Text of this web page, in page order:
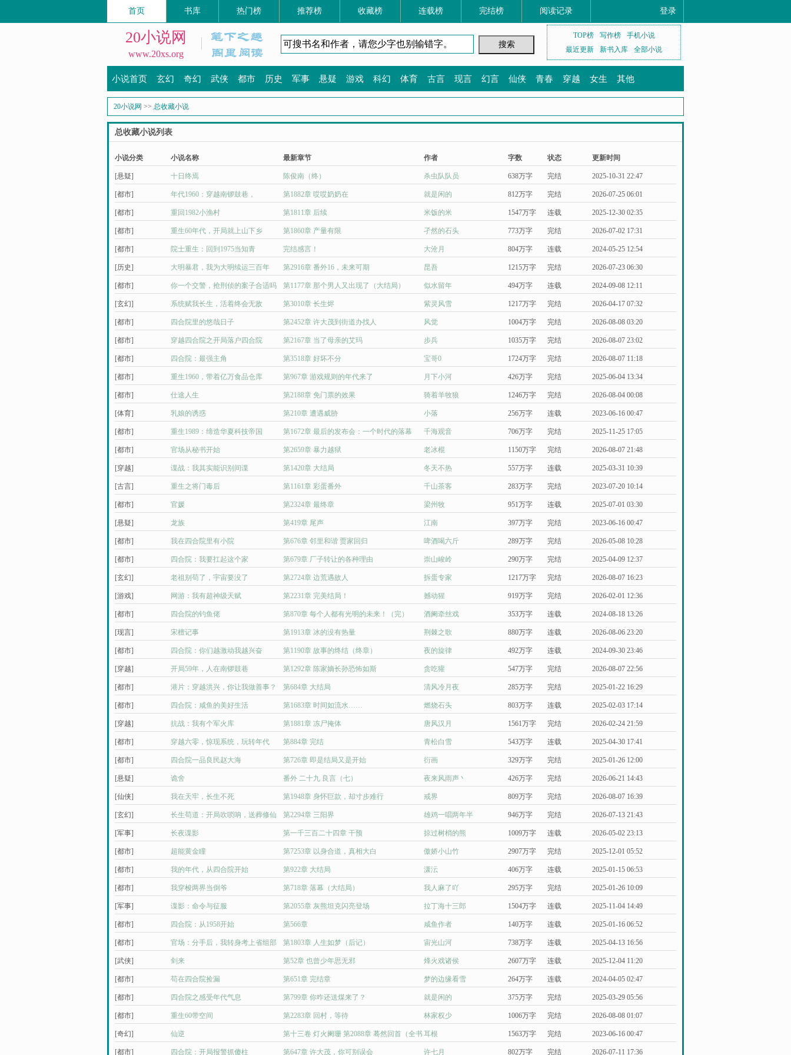
首页 书库 热门榜 推荐榜 收藏榜 连载榜 完结榜 阅读记录 登录
20小说网
www.20xs.org
TOP榜 写作榜
手机小说
最近更新
新书入库 全部小说
小说首页 玄幻 奇幻 武侠 都市 历史 军事 悬疑 游戏 科幻 体育 古言 现言 幻言 仙侠 青春 穿越 女生 其他
20小说网 >> 总收藏小说
总收藏小说列表
小说分类 小说名称 最新章节 作者 字数 状态 更新时间
[悬疑] 十日终焉 陈俊南（终） 杀虫队队员 638万字 完结 2025-10-31 22:47
[都市] 年代1960：穿越南锣鼓巷， 第1882章 哎哎奶奶在 就是闲的 812万字 完结 2026-07-25 06:01
[都市] 重回1982小渔村 第1811章 后续 米饭的米 1547万字 连载 2025-12-30 02:35
[都市] 重生60年代，开局就上山下乡 第1860章 产量有限 孑然的石头 773万字 完结 2026-07-02 17:31
[都市] 院士重生：回到1975当知青 完结感言！ 大沧月 804万字 连载 2024-05-25 12:54
[历史] 大明暴君，我为大明续运三百年 第2916章 番外16，未来可期 昆吾 1215万字 完结 2026-07-23 06:30
[都市] 你一个交警，抢刑侦的案子合适吗 第1177章 那个男人又出现了（大结局） 似水留年 494万字 连载 2024-09-08 12:11
[玄幻] 系统赋我长生，活着终会无敌 第3010章 长生烬 紫灵风雪 1217万字 完结 2026-04-17 07:32
[都市] 四合院里的悠哉日子 第2452章 许大茂到街道办找人 风觉 1004万字 完结 2026-08-08 03:20
[都市] 穿越四合院之开局落户四合院 第2167章 当了母亲的艾玛 步兵 1035万字 完结 2026-08-07 23:02
[都市] 四合院：最强主角 第3518章 好坏不分 宝哥0 1724万字 完结 2026-08-07 11:18
[都市] 重生1960，带着亿万食品仓库 第967章 游戏规则的年代来了 月下小河 426万字 完结 2025-06-04 13:34
[都市] 仕途人生 第2188章 免门票的效果 骑着羊牧狼 1246万字 完结 2026-08-04 00:08
[体育] 乳娘的诱惑 第210章 遭遇威胁 小落 256万字 连载 2023-06-16 00:47
[都市] 重生1989：缔造华夏科技帝国 第1672章 最后的发布会：一个时代的落幕 千海观音 706万字 完结 2025-11-25 17:05
[都市] 官场从秘书开始 第2659章 暴力越狱 老冰棍 1150万字 完结 2026-08-07 21:48
[穿越] 谍战：我其实能识别间谍 第1420章 大结局 冬天不热 557万字 连载 2025-03-31 10:39
[古言] 重生之将门毒后 第1161章 彩蛋番外 千山茶客 283万字 完结 2023-07-20 10:14
[都市] 官媛 第2324章 最终章 梁州牧 951万字 连载 2025-07-01 03:30
[悬疑] 龙族 第419章 尾声 江南 397万字 完结 2023-06-16 00:47
[都市] 我在四合院里有小院 第676章 邻里和谐 贾家回归 啤酒喝六斤 289万字 完结 2026-05-08 10:28
[都市] 四合院：我要扛起这个家 第679章 厂子转让的各种理由 崇山峻岭 290万字 完结 2025-04-09 12:37
[玄幻] 老祖别苟了，宇宙要没了 第2724章 边荒遇故人 拆蛋专家 1217万字 完结 2026-08-07 16:23
[游戏] 网游：我有超神级天赋 第2231章 完美结局！ 撼动猩 919万字 完结 2026-02-01 12:36
[都市] 四合院的钓鱼佬 第870章 每个人都有光明的未来！（完） 酒阑牵丝戏 353万字 连载 2024-08-18 13:26
[现言] 宋檀记事 第1913章 冰的没有热量 荆棘之歌 880万字 连载 2026-08-06 23:20
[都市] 四合院：你们越激动我越兴奋 第1190章 故事的终结（终章） 夜的旋律 492万字 连载 2024-09-30 23:46
[穿越] 开局59年，人在南锣鼓巷 第1292章 陈家嫡长孙恐怖如斯 贪吃獾 547万字 完结 2026-08-07 22:56
[都市] 港片：穿越洪兴，你让我做善事？ 第684章 大结局 清风冷月夜 285万字 完结 2025-01-22 16:29
[都市] 四合院：咸鱼的美好生活 第1683章 时间如流水…… 燃烧石头 803万字 连载 2025-02-03 17:14
[穿越] 抗战：我有个军火库 第1881章 冻尸掩体 唐风汉月 1561万字 完结 2026-02-24 21:59
[都市] 穿越六零，惊现系统，玩转年代 第884章 完结 青松白雪 543万字 连载 2025-04-30 17:41
[都市] 四合院一品良民赵大海 第726章 即是结局又是开始 衍画 329万字 完结 2025-01-26 12:00
[悬疑] 诡舍 番外 二十九 良言（七） 夜来风雨声丶 426万字 完结 2026-06-21 14:43
[仙侠] 我在天牢，长生不死 第1948章 身怀巨款，却寸步难行 戒界 809万字 完结 2026-08-07 16:39
[玄幻] 长生苟道：开局吹唢呐，送葬修仙 第2294章 三阳界 雄鸡一唱两年半 946万字 完结 2026-07-13 21:43
[军事] 长夜谍影 第一千三百二十四章 干预 掠过树梢的熊 1009万字 连载 2026-05-02 23:13
[都市] 超能黄金瞳 第7253章 以身合道，真相大白 傲娇小山竹 2907万字 完结 2025-12-01 05:52
[都市] 我的年代，从四合院开始 第922章 大结局 潇沄 406万字 连载 2025-01-15 06:53
[都市] 我穿梭两界当倒爷 第718章 落幕（大结局） 我人麻了吖 295万字 完结 2025-01-26 10:09
[军事] 谍影：命令与征服 第2055章 灰熊坦克闪亮登场 拉丁海十三郎 1504万字 连载 2025-11-04 14:49
[都市] 四合院：从1958开始 第566章 咸鱼作者 140万字 连载 2025-01-16 06:52
[都市] 官场：分手后，我转身考上省组部 第1803章 人生如梦（后记） 宙光山河 738万字 连载 2025-04-13 16:56
[武侠] 剑来 第52章 也曾少年思无邪 烽火戏诸侯 2607万字 连载 2025-12-04 11:20
[都市] 苟在四合院捡漏 第651章 完结章 梦的边缘看雪 264万字 连载 2024-04-05 02:47
[都市] 四合院之感受年代气息 第799章 你咋还送煤来了？ 就是闲的 375万字 完结 2025-03-29 05:56
[都市] 重生60带空间 第2283章 回村，等待 林家权少 1006万字 完结 2026-08-08 01:07
[奇幻] 仙逆
第十三卷 灯火阑珊 第2088章 蓦然回首（全书
完）
耳根 1563万字 完结 2023-06-16 00:47
[都市] 四合院：开局报警抓傻柱 第647章 许大茂，你可别误会 许七月 802万字 完结 2026-07-11 17:36